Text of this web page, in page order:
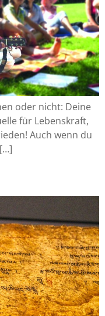
oder nicht: Deine
für Lebenskraft,
Auch wenn du